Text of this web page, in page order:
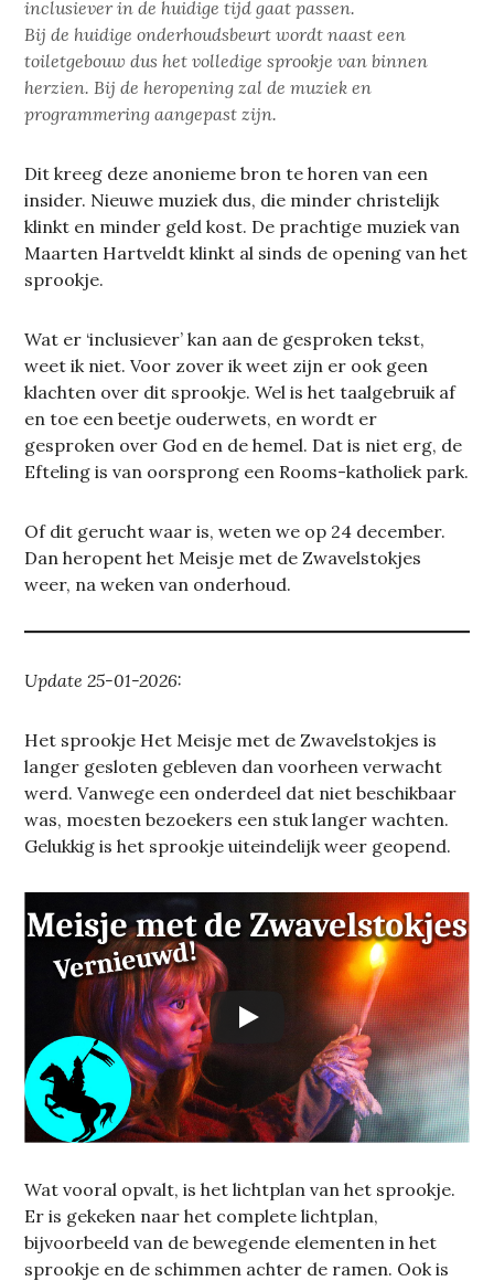
inclusiever in de huidige tijd gaat passen.
Bij de huidige onderhoudsbeurt wordt naast een
toiletgebouw dus het volledige sprookje van binnen
herzien. Bij de heropening zal de muziek en
programmering aangepast zijn.
Dit kreeg deze anonieme bron te horen van een
insider. Nieuwe muziek dus, die minder christelijk
klinkt en minder geld kost. De prachtige muziek van
Maarten Hartveldt klinkt al sinds de opening van het
sprookje.
Wat er ‘inclusiever’ kan aan de gesproken tekst,
weet ik niet. Voor zover ik weet zijn er ook geen
klachten over dit sprookje. Wel is het taalgebruik af
en toe een beetje ouderwets, en wordt er
gesproken over God en de hemel. Dat is niet erg, de
Efteling is van oorsprong een Rooms-katholiek park.
Of dit gerucht waar is, weten we op 24 december.
Dan heropent het Meisje met de Zwavelstokjes
weer, na weken van onderhoud.
Update 25-01-2026:
Het sprookje Het Meisje met de Zwavelstokjes is
langer gesloten gebleven dan voorheen verwacht
werd. Vanwege een onderdeel dat niet beschikbaar
was, moesten bezoekers een stuk langer wachten.
Gelukkig is het sprookje uiteindelijk weer geopend.
Wat vooral opvalt, is het lichtplan van het sprookje.
Er is gekeken naar het complete lichtplan,
bijvoorbeeld van de bewegende elementen in het
sprookje en de schimmen achter de ramen. Ook is